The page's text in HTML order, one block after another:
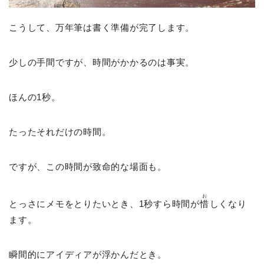
こうして、万年筆は書く準備が完了します。
少しの手間ですが、時間がかかるのは事実。
ほんの1秒。
たったそれだけの時間。
ですが、この時間が致命的な場面も。
とっさにメモをとりたいとき、1秒すら時間が惜
お
しくなり
ます。
瞬間的にアイディアが浮かんだとき。